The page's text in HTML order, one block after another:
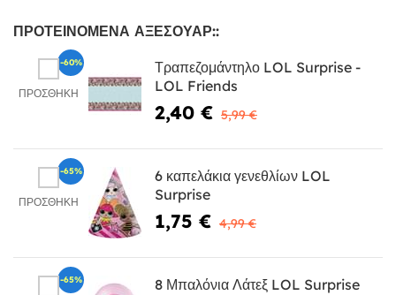
ΠΡΟΤΕΙΝΌΜΕΝΑ ΑΞΕΣΟΥΆΡ::
ΠΡΟΣΘΉΚΗ
Τραπεζομάντηλο LOL Surprise -
LOL Friends
2,40 € 5,99 €
-60%
ΠΡΟΣΘΉΚΗ
6 καπελάκια γενεθλίων LOL
Surprise
1,75 € 4,99 €
-65%
8 Μπαλόνια Λάτεξ LOL Surprise
-65%